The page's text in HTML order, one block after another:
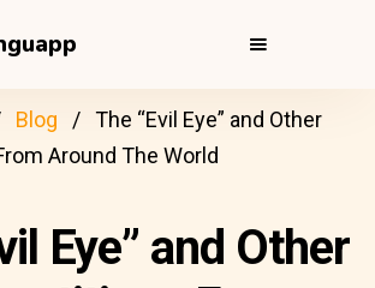
Blog
The “Evil Eye” and Other
Around The World
Eye” and Other